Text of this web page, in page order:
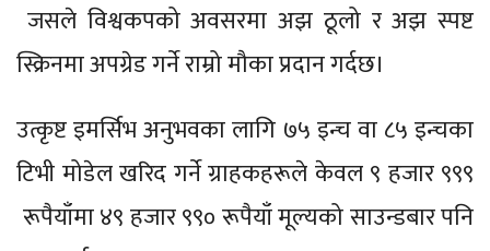
जसले विश्वकपको अवसरमा अझ ठूलो र अझ स्पष्ट
स्क्रिनमा अपग्रेड गर्ने राम्रो मौका प्रदान गर्दछ।
उत्कृष्ट इमर्सिभ अनुभवका लागि ७५ इन्च वा ८५ इन्चका
टिभी मोडेल खरिद गर्ने ग्राहकहरूले केवल ९ हजार ९९९
रूपैयाँमा ४९ हजार ९९० रूपैयाँ मूल्यको साउन्डबार पनि